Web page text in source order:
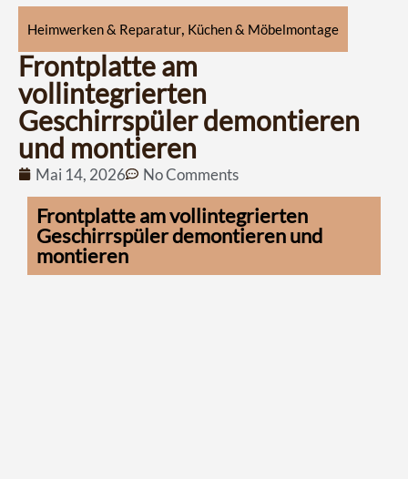
Heimwerken & Reparatur, Küchen & Möbelmontage
Frontplatte am
vollintegrierten
Geschirrspüler demontieren
und montieren
Mai 14, 2026 No Comments
Frontplatte am vollintegrierten
Geschirrspüler demontieren und
montieren